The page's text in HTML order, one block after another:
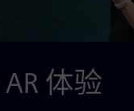
体验